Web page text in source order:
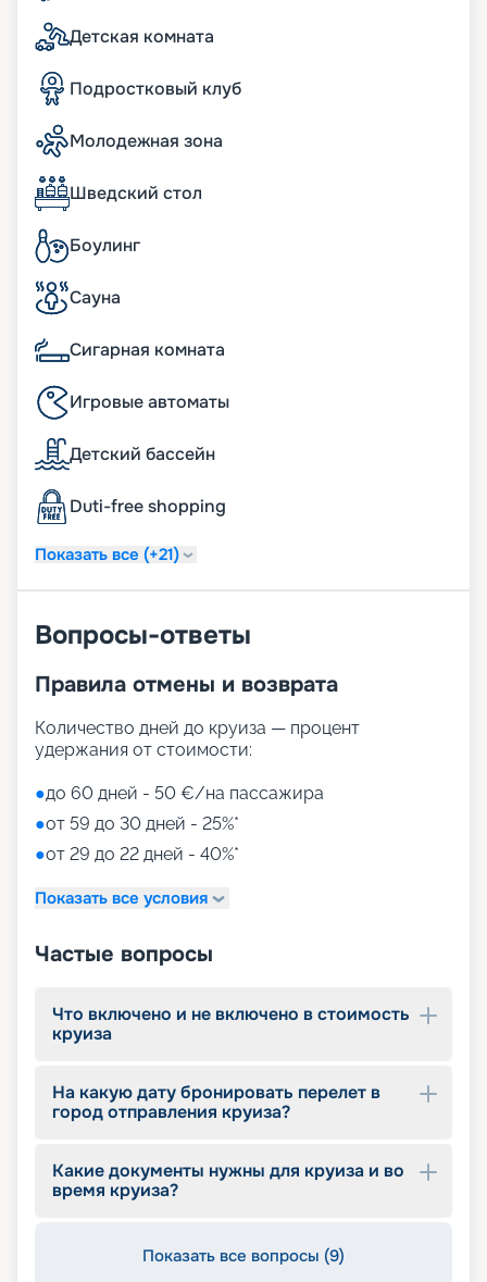
Детская комната
Подростковый клуб
Молодежная зона
Шведский стол
Боулинг
Сауна
Сигарная комната
Игровые автоматы
Детский бассейн
Duti-free shopping
Показать все (+21)
Вопросы-ответы
Правила отмены и возврата
Количество дней до круиза — процент
удержания от стоимости:
●до 60 дней - 50 €/на пассажира
●от 59 до 30 дней - 25%*
●от 29 до 22 дней - 40%*
Показать все условия
Частые вопросы
Что включено и не включено в стоимость
круиза
На какую дату бронировать перелет в
город отправления круиза?
Какие документы нужны для круиза и во
время круиза?
Показать все вопросы (9)